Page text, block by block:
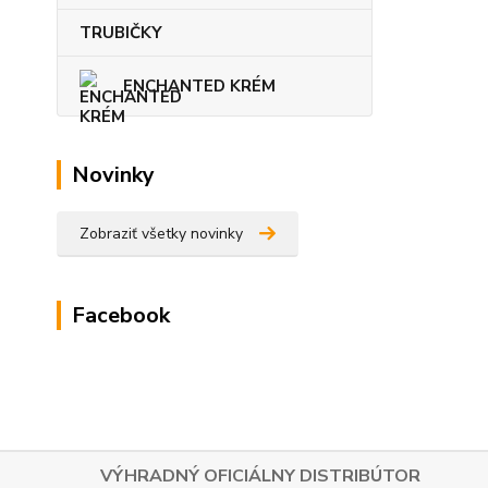
TRUBIČKY
ENCHANTED KRÉM
Novinky
Zobraziť všetky novinky
Facebook
VÝHRADNÝ OFICIÁLNY DISTRIBÚTOR